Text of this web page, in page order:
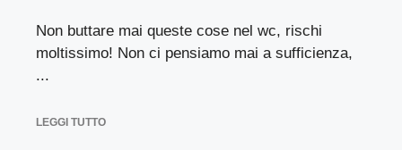
Non buttare mai queste cose nel wc, rischi
moltissimo! Non ci pensiamo mai a sufficienza,
...
LEGGI TUTTO